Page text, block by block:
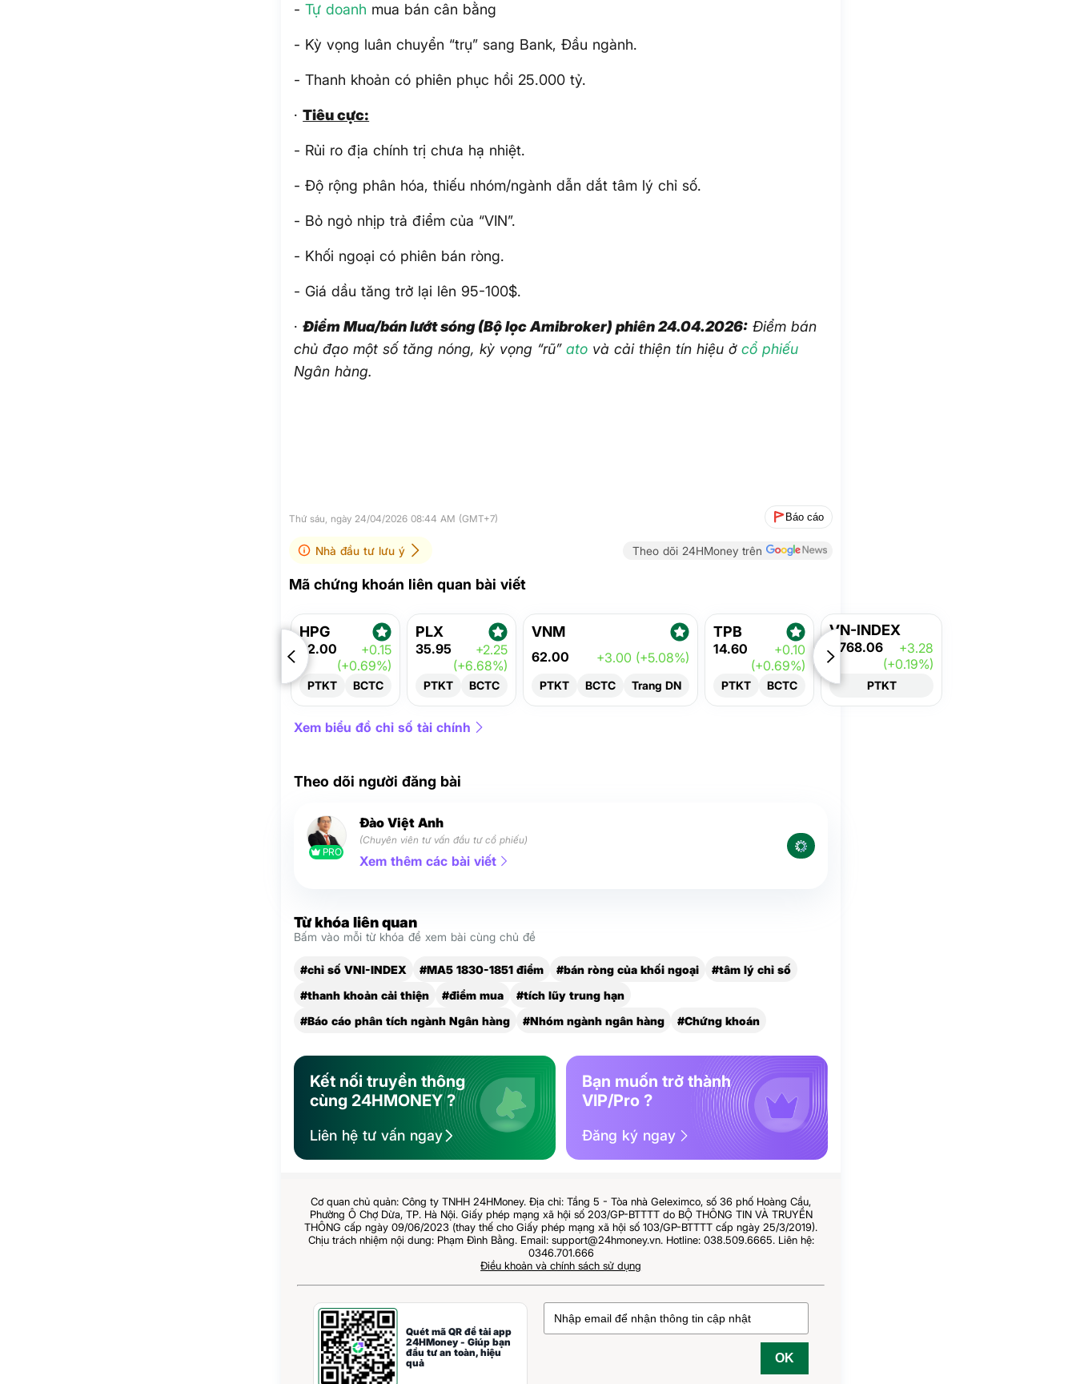
-Tự doanh mua bán cân bằng
- Kỳ vọng luân chuyển “trụ” sang Bank, Đầu ngành.
- Thanh khoản có phiên phục hồi 25.000 tỷ.
·Tiêu cực:
- Rủi ro địa chính trị chưa hạ nhiệt.
- Độ rộng phân hóa, thiếu nhóm/ngành dẫn dắt tâm lý chỉ số.
- Bỏ ngỏ nhịp trả điểm của “VIN”.
- Khối ngoại có phiên bán ròng.
- Giá dầu tăng trở lại lên 95-100$.
·Điểm Mua/bán lướt sóng (Bộ lọc Amibroker) phiên 24.04.2026: Điểm bán
chủ đạo một số tăng nóng, kỳ vọng “rũ”ato và cải thiện tín hiệu ởcổ phiếu
Ngân hàng.
Thứ sáu, ngày 24/04/2026 08:44 AM (GMT+7) Báo cáo
Nhà đầu tư lưu ý Theo dõi 24HMoney trên
Mã chứng khoán liên quan bài viết
HPG
22.00
+0.15
(+0.69%)
PTKT BCTC
PLX
35.95
+2.25
(+6.68%)
PTKT BCTC
VNM
62.00 +3.00 (+5.08%)
PTKT BCTC Trang DN
TPB
14.60
+0.10
(+0.69%)
PTKT BCTC
VN-INDEX
1,768.06
+3.28
(+0.19%)
PTKT
Xem biểu đồ chỉ số tài chính
Theo dõi người đăng bài
PRO
Đào Việt Anh
(Chuyên viên tư vấn đầu tư cổ phiếu)
Xem thêm các bài viết
Từ khóa liên quan
Bấm vào mỗi từ khóa để xem bài cùng chủ đề
#chỉ số VNI-INDEX #MA5 1830-1851 điểm #bán ròng của khối ngoại
#tâm lý chỉ số
#thanh khoản cải thiện
#điểm mua
#tích lũy trung hạn
#Báo cáo phân tích ngành Ngân hàng
#Nhóm ngành ngân hàng #Chứng khoán
Kết nối truyền thông
cùng 24HMONEY ?
Liên hệ tư vấn ngay
Bạn muốn trở thành
VIP/Pro ?
Đăng ký ngay
Cơ quan chủ quản: Công ty TNHH 24HMoney. Địa chỉ: Tầng 5 - Tòa nhà Geleximco, số 36 phố Hoàng Cầu,
Phường Ô Chợ Dừa, TP. Hà Nội. Giấy phép mạng xã hội số 203/GP-BTTTT do BỘ THÔNG TIN VÀ TRUYỀN
THÔNG cấp ngày 09/06/2023 (thay thế cho Giấy phép mạng xã hội số 103/GP-BTTTT cấp ngày 25/3/2019).
Chịu trách nhiệm nội dung: Phạm Đình Bằng. Email: support@24hmoney.vn. Hotline: 038.509.6665. Liên hệ:
0346.701.666
Điều khoản và chính sách sử dụng
Quét mã QR để tải app
24HMoney - Giúp bạn
đầu tư an toàn, hiệu
quả
OK